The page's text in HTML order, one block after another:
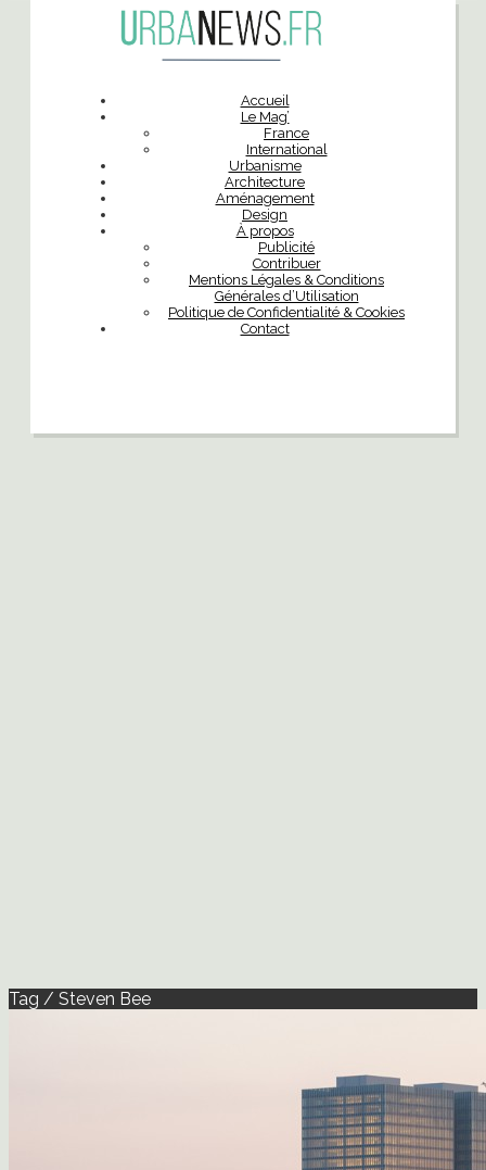
Accueil
Le Mag’
France
International
Urbanisme
Architecture
Aménagement
Design
À propos
Publicité
Contribuer
Mentions Légales & Conditions
Générales d’Utilisation
Politique de Confidentialité & Cookies
Contact
Tag / Steven Bee